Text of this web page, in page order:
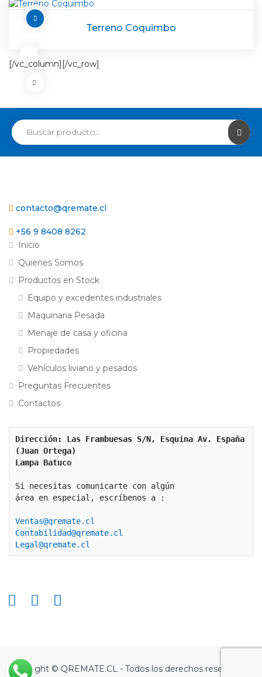
Terreno Coquimbo
[/vc_column][/vc_row]
contacto@qremate.cl
+56 9 8408 8262
Inicio
Quienes Somos
Productos en Stock
Equipo y excedentes industriales
Maquinaria Pesada
Menaje de casa y oficina
Propiedades
Vehículos liviano y pesados
Preguntas Frecuentes
Contactos
Dirección: Las Frambuesas S/N, Esquina Av. España
(Juan Ortega)
Lampa Batuco
Si necesitas comunicarte con algún
área en especial, escríbenos a :
Ventas@qremate.cl
Contabilidad@qremate.cl
Legal@qremate.cl
Copyright © QREMATE.CL - Todos los derechos reservados.